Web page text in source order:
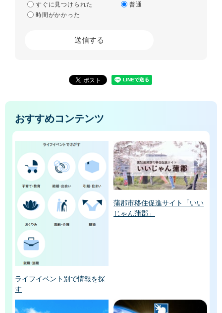
すぐに見つけられた
普通
時間がかかった
おすすめコンテンツ
ライフイベント別で情報を探
す
蒲郡市移住促進サイト「いい
じゃん蒲郡」